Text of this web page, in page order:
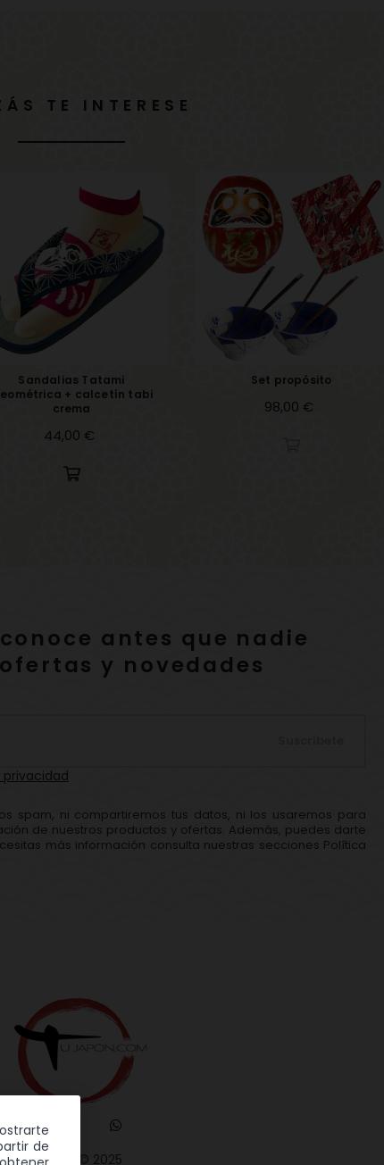
TE INTERESE
Sandalias Tatami
+ calcetín tabi
crema
Precio
44,00 €
Set propósito
Precio
98,00 €
antes que nadie
y novedades
spam, ni compartiremos tus datos, ni los usaremos para
de nuestros productos y ofertas. Además, puedes darte
más información consulta nuestras secciones Política
TuJapón © 2025
de